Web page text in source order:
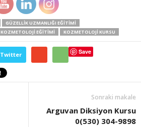
GÜZELLIK UZMANLIĞI EĞITIMI
KOZMETOLOJI EĞITIMI KOZMETOLOJI KURSU
Twitter Save
Sonraki makale
Arguvan Diksiyon Kursu
0(530) 304-9898